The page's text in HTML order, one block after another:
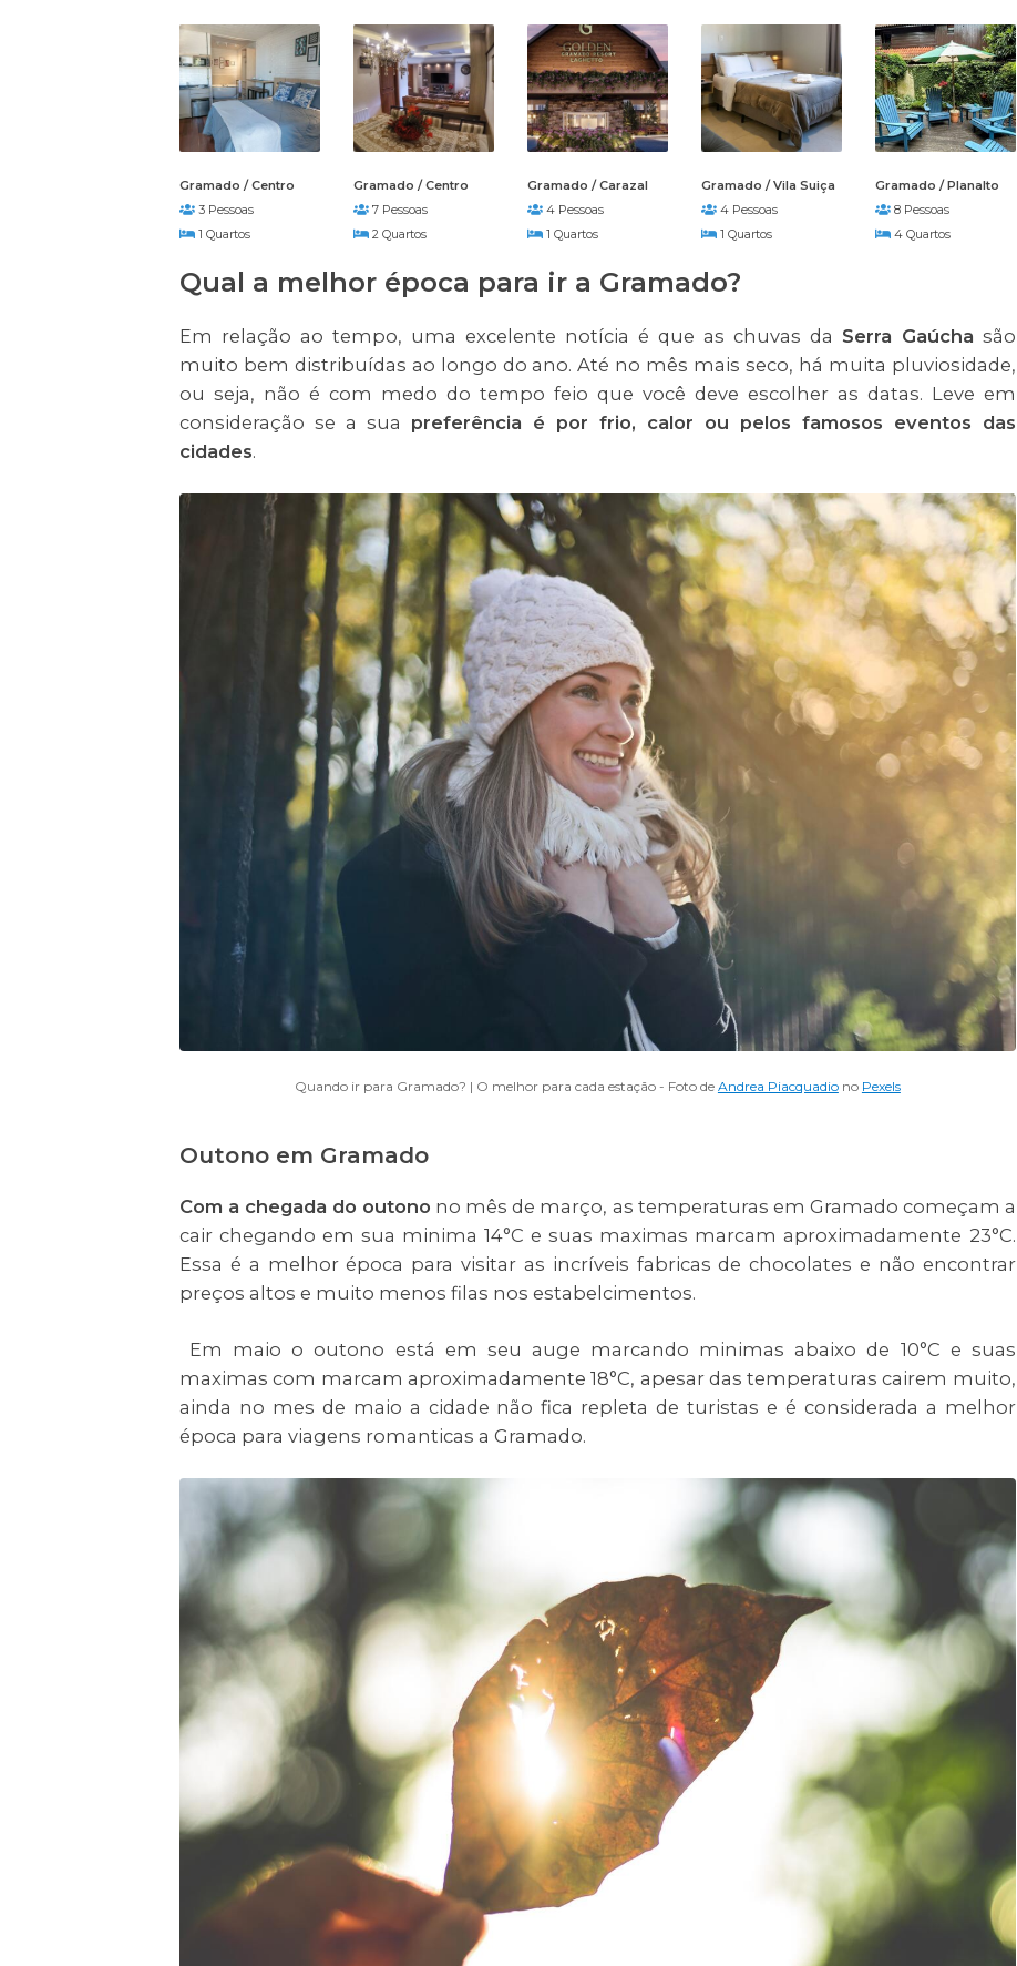
Gramado / Centro
3 Pessoas
1 Quartos
Gramado / Centro
7 Pessoas
2 Quartos
Gramado / Carazal
4 Pessoas
1 Quartos
Gramado / Vila Suiça
4 Pessoas
1 Quartos
Gramado / Planalto
8 Pessoas
4 Quartos
Qual a melhor época para ir a Gramado?
Em relação ao tempo, uma excelente notícia é que as chuvas da Serra Gaúcha são
muito bem distribuídas ao longo do ano. Até no mês mais seco, há muita pluviosidade,
ou seja, não é com medo do tempo feio que você deve escolher as datas. Leve em
consideração se a sua preferência é por frio, calor ou pelos famosos eventos das
cidades.
Quando ir para Gramado? | O melhor para cada estação - Foto de Andrea Piacquadiono Pexels
Outono em Gramado
Com a chegada do outono no mês de março, as temperaturas em Gramado começam a
cair chegando em sua minima 14°C e suas maximas marcam aproximadamente 23°C.
Essa é a melhor época para visitar as incríveis fabricas de chocolates e não encontrar
preços altos e muito menos filas nos estabelcimentos.
Em maio o outono está em seu auge marcando minimas abaixo de 10°C e suas
maximas com marcam aproximadamente 18°C, apesar das temperaturas cairem muito,
ainda no mes de maio a cidade não fica repleta de turistas e é considerada a melhor
época para viagens romanticas a Gramado.